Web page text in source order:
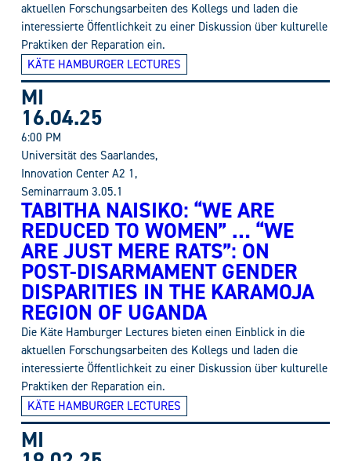
aktuellen Forschungsarbeiten des Kollegs und laden die
interessierte Öffentlichkeit zu einer Diskussion über kulturelle
Praktiken der Reparation ein.
KÄTE HAMBURGER LECTURES
MI
16.04.25
6:00 PM
Universität des Saarlandes,
Innovation Center A2 1,
Seminarraum 3.05.1
TABITHA NAISIKO: “WE ARE
REDUCED TO WOMEN” … “WE
ARE JUST MERE RATS”: ON
POST-DISARMAMENT GENDER
DISPARITIES IN THE KARAMOJA
REGION OF UGANDA
Die Käte Hamburger Lectures bieten einen Einblick in die
aktuellen Forschungsarbeiten des Kollegs und laden die
interessierte Öffentlichkeit zu einer Diskussion über kulturelle
Praktiken der Reparation ein.
KÄTE HAMBURGER LECTURES
MI